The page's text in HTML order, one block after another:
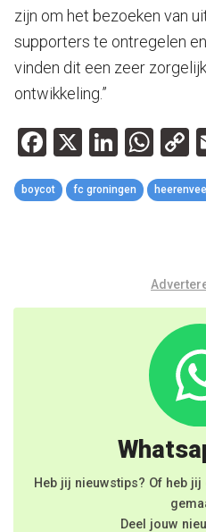
zijn om het bezoeken van
supporters te ontregelen
vinden dit een zeer
ontwikkeling.”
Facebook
X
boycot fc groningen
Heb jij nieuwstips? Of heb
Deel jouw